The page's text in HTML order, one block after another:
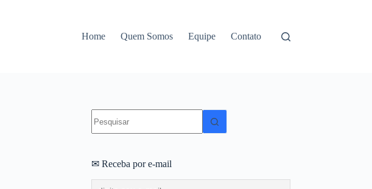
Home Quem Somos Equipe Contato
resultados
✉ Receba por e-mail